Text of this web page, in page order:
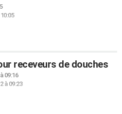
receveurs de douches
09:16
à 09:23